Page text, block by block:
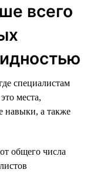
всего
специалистам
места,
навыки, а также
общего числа